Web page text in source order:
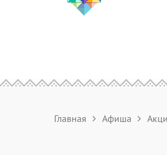
Главная Афиша